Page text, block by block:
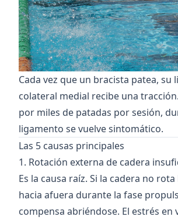
Cada vez que un bracista patea, su
colateral medial recibe una
por miles de patadas por sesión,
ligamento se vuelve sintomático.
Las 5 causas principales
1. Rotación externa de cadera
Es la causa raíz. Si la cadera no
hacia afuera durante la fase
compensa abriéndose. El estrés en